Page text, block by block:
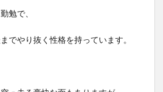
勉で、
でやり抜く性格を持っています。